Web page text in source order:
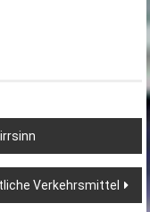
Verkehrsmittel